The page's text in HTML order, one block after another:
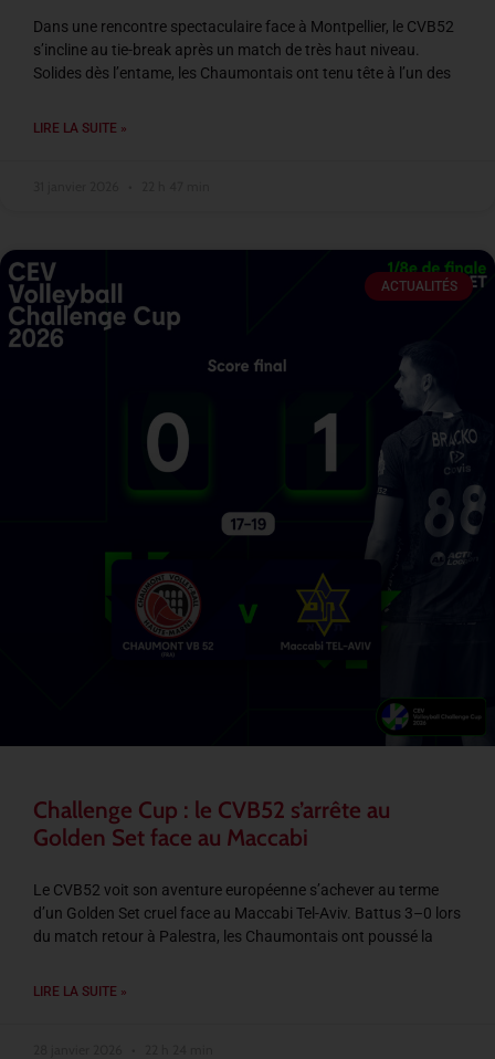
Dans une rencontre spectaculaire face à Montpellier, le CVB52
s’incline au tie-break après un match de très haut niveau.
Solides dès l’entame, les Chaumontais ont tenu tête à l’un des
LIRE LA SUITE »
ACTUALITÉS
Challenge Cup : le CVB52 s’arrête au
Golden Set face au Maccabi
Le CVB52 voit son aventure européenne s’achever au terme
d’un Golden Set cruel face au Maccabi Tel-Aviv. Battus 3–0 lors
du match retour à Palestra, les Chaumontais ont poussé la
LIRE LA SUITE »